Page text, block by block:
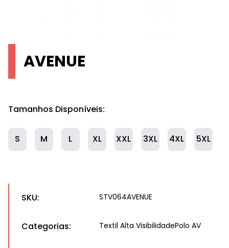
AVENUE
Tamanhos Disponíveis:
S M L XL XXL 3XL 4XL 5XL
SKU: STV064AVENUE
Categorias: Textil Alta VisibilidadePolo AV